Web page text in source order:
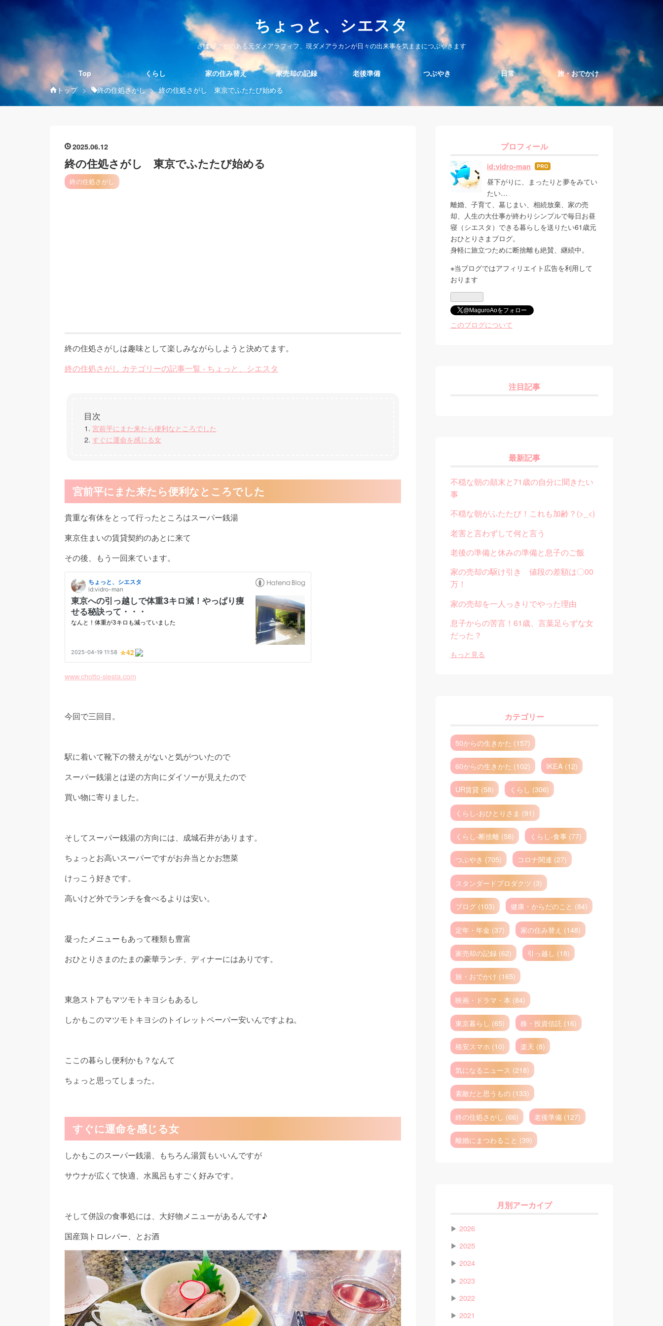
ちょっと、シエスタ
さぼりグセのある元ダメアラフィフ、現ダメアラカンが日々の出来事を気ままにつぶやきます
Top くらし 家の住み替え 家売却の記録 老後準備 つぶやき 日常 旅・おでかけ
トップ > 終の住処さがし > 終の住処さがし 東京でふたたび始める
2025 06 12
終の住処さがし 東京でふたたび始める
終の住処さがし
終の住処さがしは趣味として楽しみながらしようと決めてます。
終の住処さがし カテゴリーの記事一覧 - ちょっと、シエスタ
宮前平にまた来たら便利なところでした
すぐに運命を感じる女
宮前平にまた来たら便利なところでした
貴重な有休をとって行ったところはスーパー銭湯
東京住まいの賃貸契約のあとに来て
その後、もう一回来ています。
www.chotto-siesta.com
今回で三回目。
駅に着いて靴下の替えがないと気がついたので
スーパー銭湯とは逆の方向にダイソーが見えたので
買い物に寄りました。
そしてスーパー銭湯の方向には、成城石井があります。
ちょっとお高いスーパーですがお弁当とかお惣菜
けっこう好きです。
高いけど外でランチを食べるよりは安い。
凝ったメニューもあって種類も豊富
おひとりさまのたまの豪華ランチ、ディナーにはありです。
東急ストアもマツモトキヨシもあるし
しかもこのマツモトキヨシのトイレットペーパー安いんですよね。
ここの暮らし便利かも？なんて
ちょっと思ってしまった。
すぐに運命を感じる女
しかもこのスーパー銭湯、もちろん湯質もいいんですが
サウナが広くて快適、水風呂もすごく好みです。
そして併設の食事処には、大好物メニューがあるんです♪
国産鶏トロレバー、とお酒
プロフィール
id:vidro-man はて
なブ
Pro
昼下がりに、まったりと夢をみてい
たい…
離婚、子育て、墓じまい、相続放棄、家の売
却、人生の大仕事が終わりシンプルで毎日お昼
寝（シエスタ）できる暮らしを送りたい61歳元
おひとりさまブログ。
身軽に旅立つために断捨離も絶賛、継続中。
※当ブログではアフィリエイト広告を利用して
おります
@MaguroAoをフォロー
このブログについて
注目記事
最新記事
不穏な朝の顛末と71歳の自分に聞きたい
事
不穏な朝がふたたび！これも加齢？(>_<)
老害と言わずして何と言う
老後の準備と休みの準備と息子のご飯
家の売却の駆け引き 値段の差額は〇00
万！
家の売却を一人っきりでやった理由
息子からの苦言！61歳、言葉足らずな女
だった？
もっと見る
カテゴリー
50からの生きかた (157)
60からの生きかた (102) IKEA (12)
UR賃貸 (58) くらし (306)
くらし-おひとりさま (91)
くらし-断捨離 (58) くらし-食事 (77)
つぶやき (705) コロナ関連 (27)
スタンダードプロダクツ (3)
ブログ (103) 健康・からだのこと (84)
定年・年金 (37) 家の住み替え (148)
家売却の記録 (62) 引っ越し (18)
旅・おでかけ (165)
映画・ドラマ・本 (84)
東京暮らし (65) 株・投資信託 (16)
格安スマホ (10) 楽天 (8)
気になるニュース (218)
素敵だと思うもの (133)
終の住処さがし (66) 老後準備 (127)
離婚にまつわること (39)
月別アーカイブ
▶ 2026
▶ 2025
▶ 2024
▶ 2023
▶ 2022
▶ 2021